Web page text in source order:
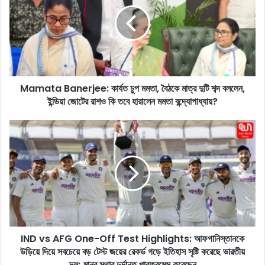
a
t
a
B
a
n
e
e
:
কা
র্য
ত
প
ম
Mamata Banerjee: কার্যত চুপ মমতা, বৈঠকে মাত্র দুটি শব্দ বললেন,
ইন্ডিয়া জোটের রাশও কি তবে হারালেন মমতা বন্দ্যোপাধ্যায়?
I
N
D
v
s
A
G
O
IND vs AFG One-Off Test Highlights: আফগানিস্তানকে
উড়িয়ে দিয়ে সবচেয়ে বড় টেস্ট জয়ের রেকর্ড গড়ে ইতিহাস সৃষ্টি করেছে ভারতীয়